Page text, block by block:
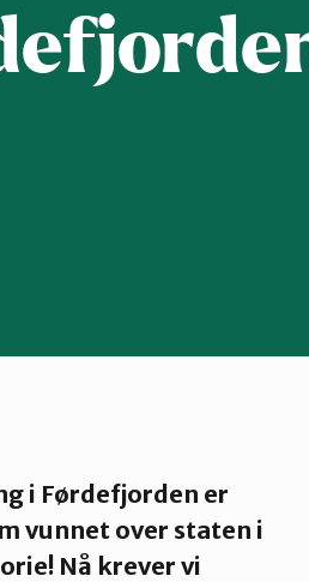
i Førdefjorden er
vunnet over staten i
Nå krever vi